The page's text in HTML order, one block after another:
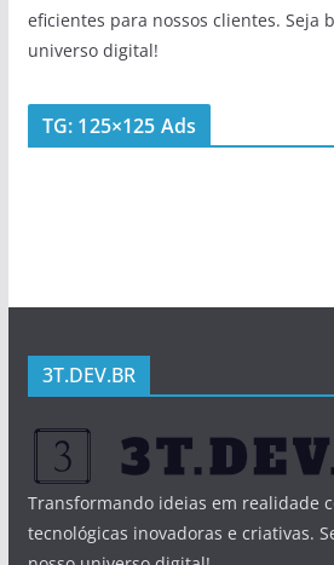
eficientes para nossos clientes. Seja
universo digital!
TG: 125×125 Ads
3T.DEV.BR
Transformando ideias em realidade
tecnológicas inovadoras e criativas.